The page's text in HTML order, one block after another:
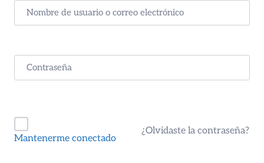
Mantenerme conectado
¿Olvidaste la contraseña?